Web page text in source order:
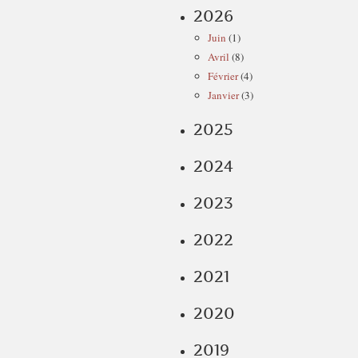
2026
Juin (1)
Avril (8)
Février(4)
Janvier(3)
2025
2024
2023
2022
2021
2020
2019